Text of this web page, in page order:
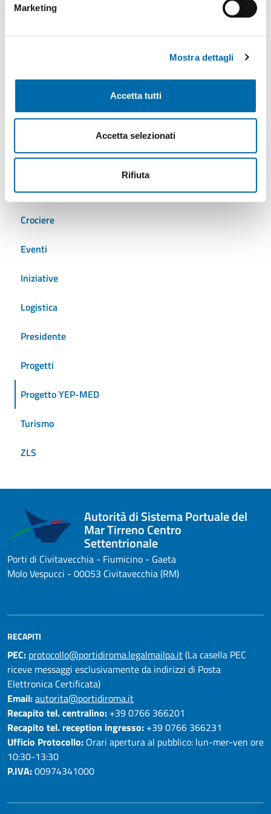
Marketing
Mostra dettagli
Accetta tutti
Accetta selezionati
Rifiuta
Autostrade del mare
Cantieristica
Crociere
Eventi
Iniziative
Logistica
Presidente
Progetti
Progetto YEP-MED
Turismo
ZLS
Autorità di Sistema Portuale del
Mar Tirreno Centro
Settentrionale
Porti di Civitavecchia - Fiumicino - Gaeta
Molo Vespucci - 00053 Civitavecchia (RM)
RECAPITI
PEC: protocollo@portidiroma.legalmailpa.it(La casella PEC
riceve messaggi esclusivamente da indirizzi di Posta
Elettronica Certificata)
Email:autorita@portidiroma.it
Recapito tel. centralino: +39 0766 366201
Recapito tel. reception ingresso: +39 0766 366231
Ufficio Protocollo: Orari apertura al pubblico: lun-mer-ven ore
10:30-13:30
P.IVA:00974341000